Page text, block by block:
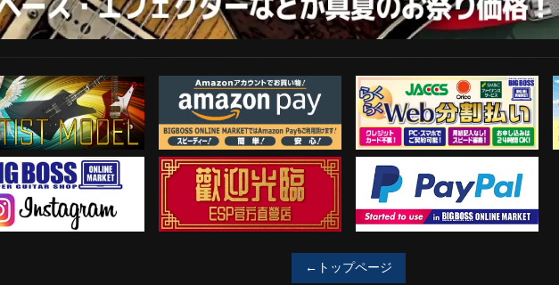
ARTIST MODEL Amazon Pay らくらくWeb分割払い
Instagram 歓迎工臨 PayPal決済がご利用可能！
←トップページ